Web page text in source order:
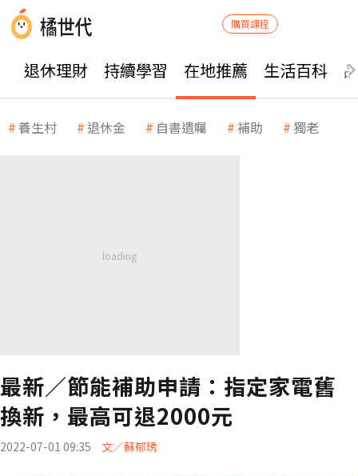
購買課程
退休理財 持續學習 在地推薦 生活百科
養生村 退休金 自書遺囑 補助 獨老
最新／節能補助申請：指定家電舊
換新，最高可退2000元
2022-07-01 09:35 文／蘇郁琇